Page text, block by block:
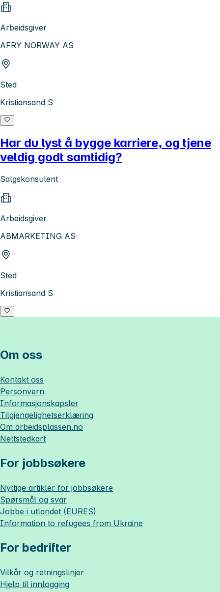
Arbeidsgiver
AFRY NORWAY AS
Sted
Kristiansand S
Har du lyst å bygge karriere, og tjene
veldig godt samtidig?
Salgskonsulent
Arbeidsgiver
ABMARKETING AS
Sted
Kristiansand S
Om oss
Kontakt oss
Personvern
Informasjonskapsler
Tilgjengelighetserklæring
Om arbeidsplassen.no
Nettstedkart
For jobbsøkere
Nyttige artikler for jobbsøkere
Spørsmål og svar
Jobbe i utlandet (EURES)
Information to refugees from Ukraine
For bedrifter
Vilkår og retningslinjer
Hjelp til innlogging